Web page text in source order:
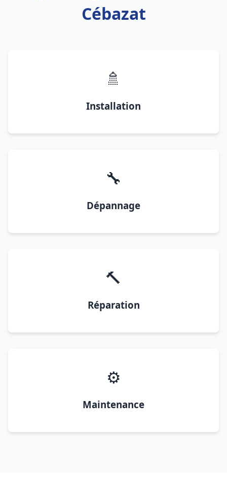
Cébazat
🚿
Installation
🔧
Dépannage
🔨
Réparation
⚙️
Maintenance